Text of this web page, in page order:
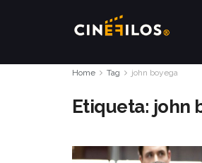
Home Tag john boyega
Etiqueta: john